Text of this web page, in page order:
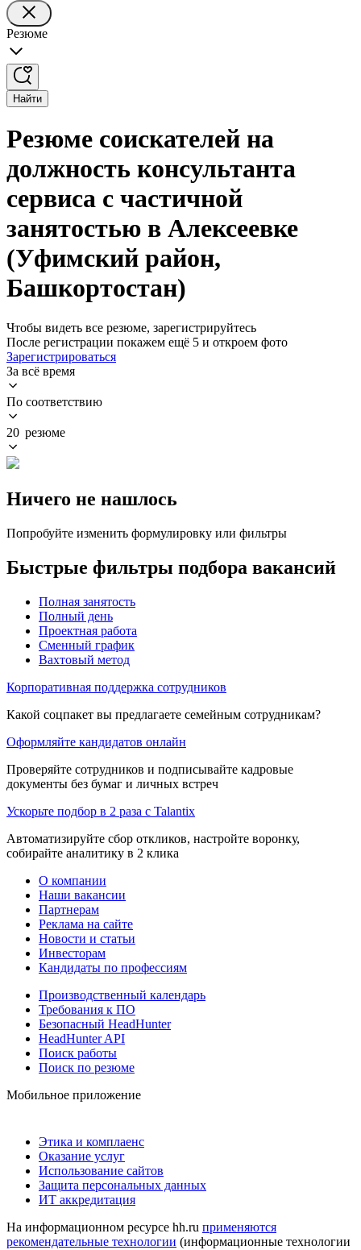
Резюме
Найти
Резюме соискателей на
должность консультанта
сервиса с частичной
занятостью в Алексеевке
(Уфимский район,
Башкортостан)
Чтобы видеть все резюме, зарегистрируйтесь
После регистрации покажем ещё 5 и откроем фото
Зарегистрироваться
За всё время
По соответствию
20 резюме
Ничего не нашлось
Попробуйте изменить формулировку или фильтры
Быстрые фильтры подбора вакансий
Полная занятость
Полный день
Проектная работа
Сменный график
Вахтовый метод
Корпоративная поддержка сотрудников
Какой соцпакет вы предлагаете семейным сотрудникам?
Оформляйте кандидатов онлайн
Проверяйте сотрудников и подписывайте кадровые
документы без бумаг и личных встреч
Ускорьте подбор в 2 раза с Talantix
Автоматизируйте сбор откликов, настройте воронку,
собирайте аналитику в 2 клика
О компании
Наши вакансии
Партнерам
Реклама на сайте
Новости и статьи
Инвесторам
Кандидаты по профессиям
Производственный календарь
Требования к ПО
Безопасный HeadHunter
HeadHunter API
Поиск работы
Поиск по резюме
Мобильное приложение
Этика и комплаенс
Оказание услуг
Использование сайтов
Защита персональных данных
ИТ аккредитация
На информационном ресурсе hh.ru применяются
рекомендательные технологии (информационные технологии